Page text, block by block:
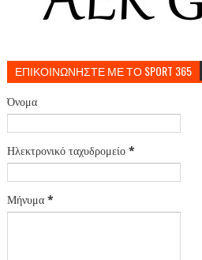
ΕΠΙΚΟΙΝΩΝΗΣΤΕ ΜΕ ΤΟ SPORT 365
Όνομα
Ηλεκτρονικό ταχυδρομείο *
Μήνυμα *